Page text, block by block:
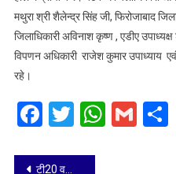
मथुरा श्री शैलेन्द्र सिंह जी, फिरोजाबाद
जिलाधिकारी अविनाश कृष्ण , एडीए
विपणन अधिकारी राजेश कुमार उपाध्याय
रहे।
Facebook
Twitter
टी20 वर्ल्ड कप 2024 के लिए टीम इंडिया की नई जर्सी में होंगे दो बड़े बदलाव